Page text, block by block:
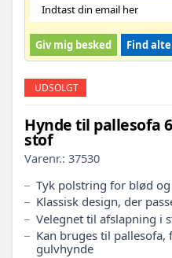
Giv mig besked Find
UDSOLGT
Hynde til pallesofa
stof
Varenr.: 37530
Tyk polstring for blød
Klassisk design, der
Velegnet til afslapning i
Kan bruges til
gulvhynde